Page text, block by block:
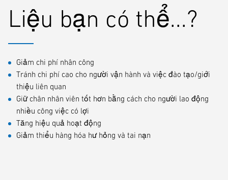
Liệu bạn có thể...?
Giảm chi phí nhân công
Tránh chi phí cao cho người vận hành và việc đào tạo/giới
thiệu liên quan
Giữ chân nhân viên tốt hơn bằng cách cho người lao động
nhiều công việc có lợi
Tăng hiệu quả hoạt động
Giảm thiểu hàng hóa hư hỏng và tai nạn